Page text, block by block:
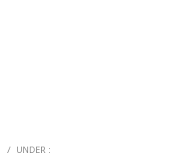
/ UNDER :